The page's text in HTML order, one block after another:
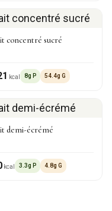
concentré sucré
kcal 8g P 54.4g G
demi-écrémé
kcal 3.3g P 4.8g G